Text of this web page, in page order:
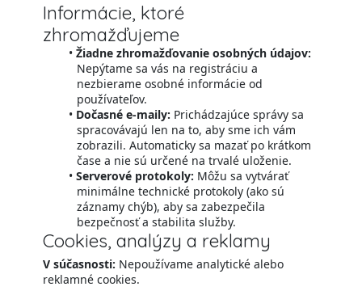
Informácie, ktoré
zhromažďujeme
Žiadne zhromažďovanie osobných údajov:
Nepýtame sa vás na registráciu a
nezbierame osobné informácie od
používateľov.
Dočasné e-maily: Prichádzajúce správy sa
spracovávajú len na to, aby sme ich vám
zobrazili. Automaticky sa mazať po krátkom
čase a nie sú určené na trvalé uloženie.
Serverové protokoly: Môžu sa vytvárať
minimálne technické protokoly (ako sú
záznamy chýb), aby sa zabezpečila
bezpečnosť a stabilita služby.
Cookies, analýzy a reklamy
V súčasnosti: Nepoužívame analytické alebo
reklamné cookies.